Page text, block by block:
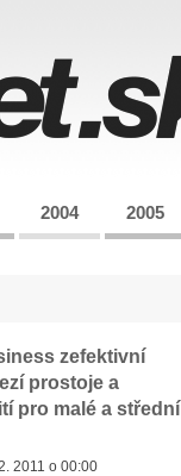
2004 2005
zefektivní
prostoje a
pro malé a střední
2011 o 00:00